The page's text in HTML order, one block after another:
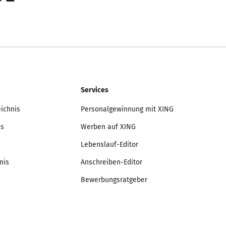
Services
Personalgewinnung mit XING
Werben auf XING
Lebenslauf-Editor
Anschreiben-Editor
Bewerbungsratgeber